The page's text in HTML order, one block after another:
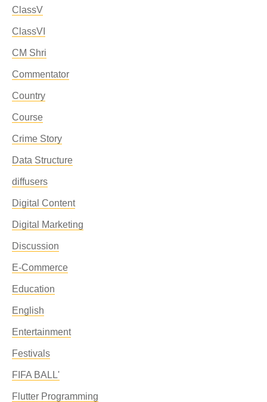
ClassV
ClassVI
CM Shri
Commentator
Country
Course
Crime Story
Data Structure
diffusers
Digital Content
Digital Marketing
Discussion
E-Commerce
Education
English
Entertainment
Festivals
FIFA BALL'
Flutter Programming